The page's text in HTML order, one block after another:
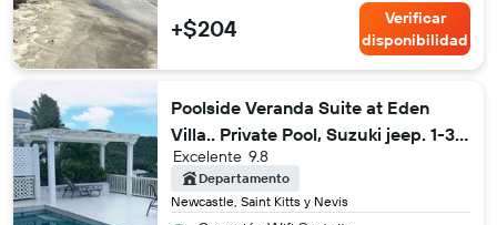
+$204
Verificar
disponibilidad
Poolside Veranda Suite at Eden
Villa.. Private Pool, Suzuki jeep. 1-3
Guests.
Newcastle, Saint Kitts y Nevis
9.8
Excelente
Departamento